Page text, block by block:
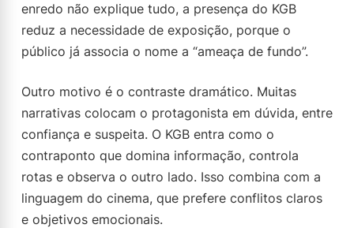
enredo não explique tudo, a presença do KGB
reduz a necessidade de exposição, porque o
público já associa o nome a “ameaça de fundo”.
Outro motivo é o contraste dramático. Muitas
narrativas colocam o protagonista em dúvida, entre
confiança e suspeita. O KGB entra como o
contraponto que domina informação, controla
rotas e observa o outro lado. Isso combina com a
linguagem do cinema, que prefere conflitos claros
e objetivos emocionais.